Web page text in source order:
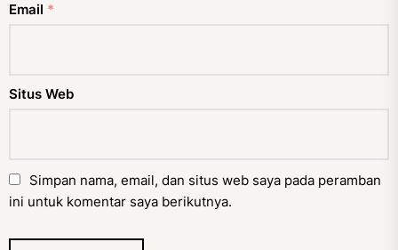
Email *
Situs Web
Simpan nama, email, dan situs web saya pada peramban
ini untuk komentar saya berikutnya.